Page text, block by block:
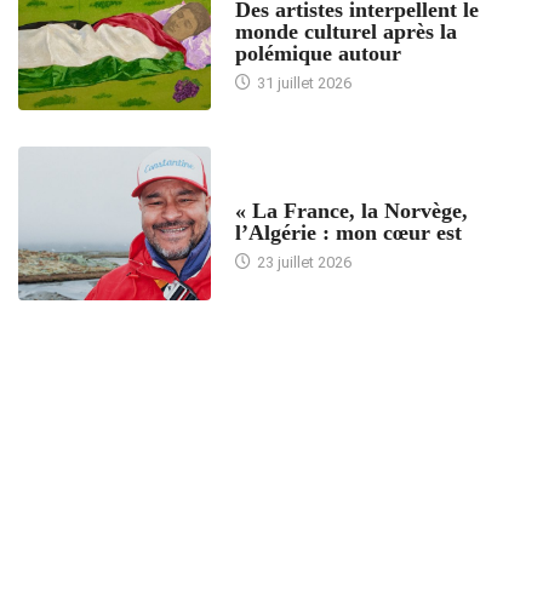
Des artistes interpellent le
monde culturel après la
polémique autour
31 juillet 2026
« La France, la Norvège,
l’Algérie : mon cœur est
23 juillet 2026